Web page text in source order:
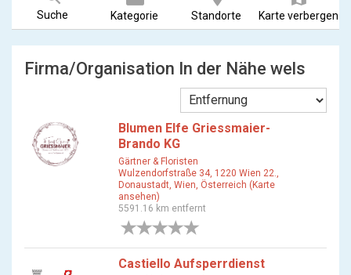
Suche Kategorie Standorte Karte verbergen
Firma/Organisation In der Nähe wels
Blumen Elfe Griessmaier-
Brando KG
Gärtner & Floristen
Wulzendorfstraße 34, 1220 Wien 22.,
Donaustadt, Wien, Österreich (Karte
ansehen)
5591.16 km entfernt
Castiello Aufsperrdienst